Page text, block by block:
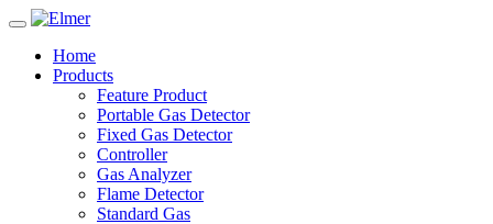
Skip
contentHome
Products
Feature Product
Portable Gas Detector
Fixed Gas Detector
Controller
Gas Analyzer
Flame Detector
Standard Gas